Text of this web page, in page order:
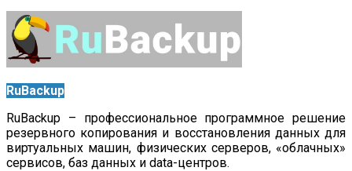
RuBackup
RuBackup – профессиональное программное решение
резервного копирования и восстановления данных для
виртуальных машин, физических серверов, «облачных»
сервисов, баз данных и data-центров.